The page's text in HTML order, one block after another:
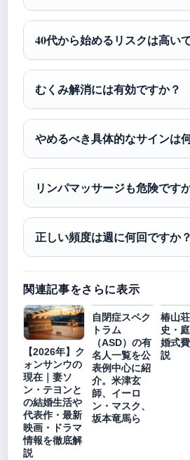
40代から始めるリスクは高い
むくみ解消には有効ですか？
やめるべき具体的なサインは
リンパマッサージも危険です
正しい頻度は週に何回ですか？
関連記事をさらに表示
【2026年】ク
ォンサンウの
現在｜妻ソ
ン・テヨンと
の結婚生活や
代表作・最新
映画・ドラマ
情報を徹底解
説
自閉症スペク
トラム
（ASD）の有
名人一覧を公
表例中心に紹
介。米津玄
師、イーロ
ン・マスク、
坂本竜馬ら
椿山
史・
婚式
説